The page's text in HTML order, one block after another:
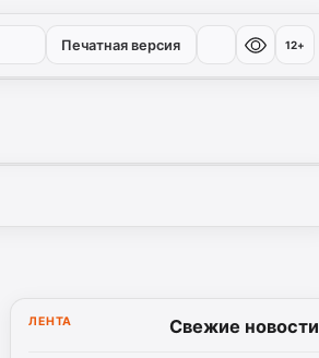
Печатная версия 12+
ЛЕНТА Свежие новости